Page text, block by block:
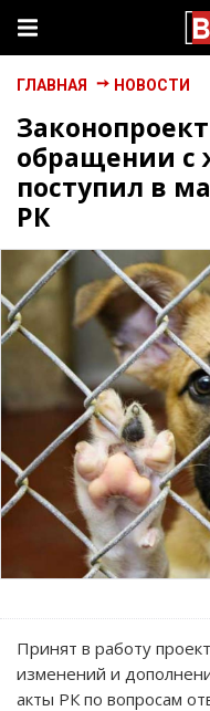
ГЛАВНАЯ НОВОСТИ
обращении
поступил в
РК
Принят в работу
изменений и
акты РК по вопросам